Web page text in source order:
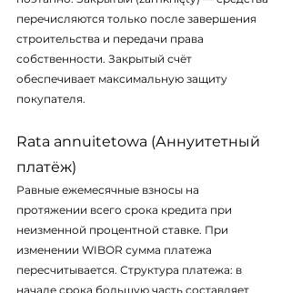
перечисляются только после завершения
строительства и передачи права
собственности. Закрытый счёт
обеспечивает максимальную защиту
покупателя.
Rata annuitetowa (Аннуитетный
платёж)
Равные ежемесячные взносы на
протяжении всего срока кредита при
неизменной процентной ставке. При
изменении WIBOR сумма платежа
пересчитывается. Структура платежа: в
начале срока большую часть составляет